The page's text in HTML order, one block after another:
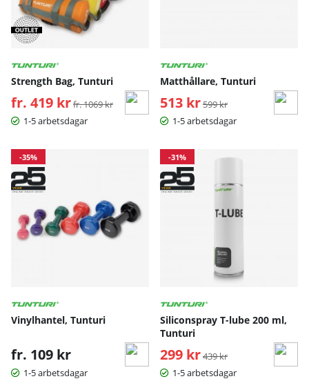
Strength Bag, Tunturi
fr. 419 kr Ordinarie pris:
fr. 1069 kr
1-5 arbetsdagar
Matthållare, Tunturi
513 kr Ordinarie pris:
599 kr
1-5 arbetsdagar
-35%
Vinylhantel, Tunturi
fr. 109 kr
1-5 arbetsdagar
-31%
Siliconspray T-lube 200 ml,
Tunturi
299 kr Ordinarie pris:
439 kr
1-5 arbetsdagar